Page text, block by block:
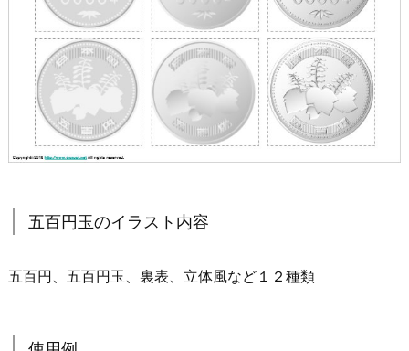
五百円玉のイラスト内容
五百円、五百円玉、裏表、立体風など１２種類